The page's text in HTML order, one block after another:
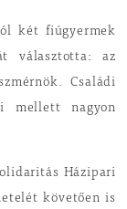
két fiúgyermek
választotta: az
Családi
mellett nagyon
Házipari
követően is